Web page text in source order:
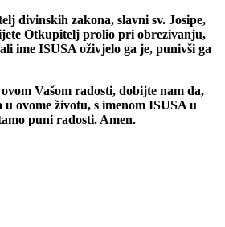
divinskih zakona, slavni sv. Josipe,
Otkupitelj prolio pri obrezivanju,
ime ISUSA oživjelo ga je, punivši ga
Vašom radosti, dobijte nam da,
ovome životu, s imenom ISUSA u
puni radosti. Amen.